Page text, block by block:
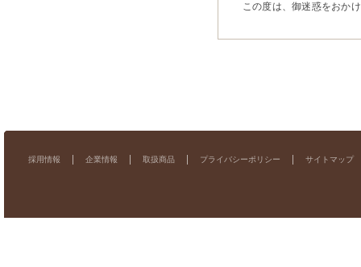
この度は、御迷惑をおか
採用情報 企業情報 取扱商品 プライバシーポリシー サイトマップ